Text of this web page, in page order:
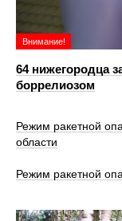
Внимание!
64 нижегородца
боррелиозом
Режим ракетной
области
Режим ракетной